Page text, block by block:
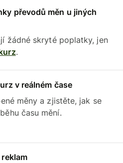
převodů měn u jiných
žádné skryté poplatky, jen
.
v reálném čase
měny a zjistěte, jak se
času mění.